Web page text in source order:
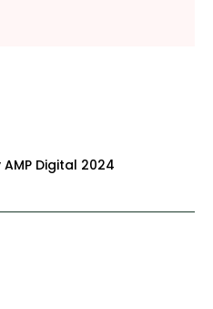
Digital 2024